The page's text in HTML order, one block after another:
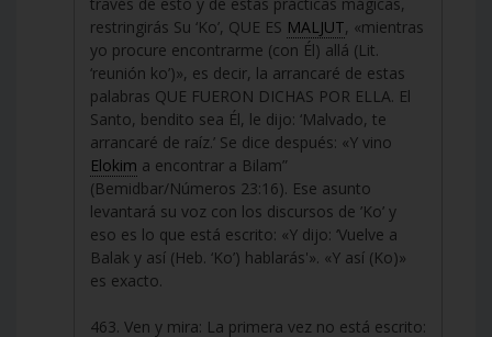
restringirás Su ‘Ko’, QUE ES MALJUT, «mientras
yo procure encontrarme (con Él) allá (Lit.
‘reunión ko’)», es decir, la arrancaré de estas
palabras QUE FUERON DICHAS POR ELLA. El
Santo, bendito sea Él, le dijo: ‘Malvado, te
arrancaré de raíz.’ Se dice después: «Y vino
Elokim a encontrar a Bilam”
(Bemidbar/Números 23:16). Ese asunto
levantará su voz con los discursos de ’Ko’ y
eso es lo que está escrito: «Y dijo: ‘Vuelve a
Balak y así (Heb. ‘Ko’) hablarás'». «Y así (Ko)»
es exacto.
463. Ven y mira: La primera vez no está escrito: